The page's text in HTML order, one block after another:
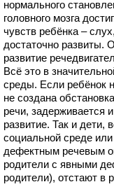
нормального
головного мозга
чувств ребёнка –
достаточно развиты.
развитие
Всё это в
среды. Если ребёнок
не создана
речи, задерживается
развитие. Так и дети,
социальной среде
дефектным речевым
родители с явными
родители), отстают в